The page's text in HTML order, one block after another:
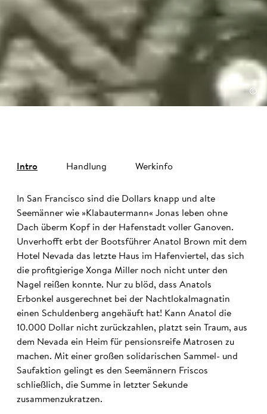
©
Intro Handlung Werkinfo
In San Francisco sind die Dollars knapp und alte
Seemänner wie »Klabautermann« Jonas leben ohne
Dach überm Kopf in der Hafenstadt voller Ganoven.
Unverhofft erbt der Bootsführer Anatol Brown mit dem
Hotel Nevada das letzte Haus im Hafenviertel, das sich
die profitgierige Xonga Miller noch nicht unter den
Nagel reißen konnte. Nur zu blöd, dass Anatols
Erbonkel ausgerechnet bei der Nachtlokalmagnatin
einen Schuldenberg angehäuft hat! Kann Anatol die
10.000 Dollar nicht zurückzahlen, platzt sein Traum, aus
dem Nevada ein Heim für pensionsreife Matrosen zu
machen. Mit einer großen solidarischen Sammel- und
Saufaktion gelingt es den Seemännern Friscos
schließlich, die Summe in letzter Sekunde
zusammenzukratzen.